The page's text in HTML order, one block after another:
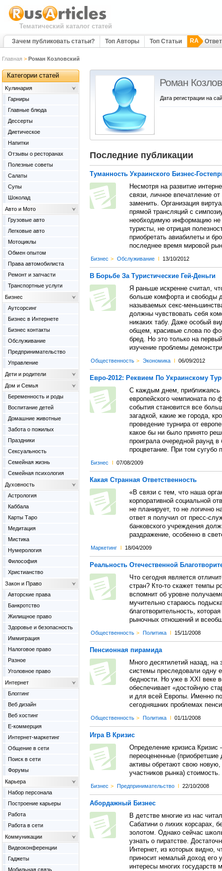
Тематический каталог статей
Зачем публиковать статьи? Топ Авторы Топ Статьи RA
Главная > Роман Козловский
Роман
Дата регистрации на
Последние публикации
Туманность Украинского Бизнес-
Несмотря на развитие
связи, личное впечатление
заменить. Организация
прямой трансляций с
необходимую информацию
туристы, не отрицая
приобретать авиабилеты и
последнее время мировой
Бизнес > Обслуживание l 13/10/2012
В Борьбе За Туристические Гей-Деньги
Я раньше искренне считал,
больше комфорта и свободы
называемых секс-
должны чувствовать себя
никаких табу. Даже особый
общем, красивые слова по
бред. Но это только на
изучение проблемы
Общественность > Экономика l 06/09/2012
Евро-2012: Реквием По Украинскому
С каждым днем, приближаясь
европейского чемпионата по
события становится все
загадкой, какие же города,
проведение турнира от
какое бы ни было принято
проиграла очередной раунд в
процветание. При том сугубо
Бизнес l 07/08/2009
Какая Странная Ответственность
«В связи с тем, что наша
корпоративной социальной
не планирует, то не логично
ответ я получил от пресс-
банковского учреждения
раздражение, особенно в
Маркетинг l 18/04/2009
Реальность Отечественной
Что сегодня является
стран? Кто-то скажет темпы
вспомнит об уровне
мучительно стараюсь
благотворительность,
рыночных отношений и
Общественность > Политика l 15/11/2008
Пенсионная пирамида
Много десятилетий назад, на
системы преследовали одну
бедности. Но уже в XXI веке
обеспечивает «достойную
и для всей Европы. Именно
сегодняшних проблемах
Общественность > Политика l 01/11/2008
Игра В Кризис
Определение кризиса
переоцененные (приобретшие
активы обретают свою
участников рынка) стоимость.
Бизнес > Предпринимательство l 22/10/2008
Абордажный Бизнес
В детстве многие из нас
Сабатини о лихих корсарах,
золотом. Однако сейчас
узнать о пиратстве.
Интернет, из которых видно,
приносит немалый доход его
интересы многих государств
Категории статей
Kулинария
Гарниры
Главные блюда
Дессерты
Диетическое
Напитки
Отзывы о ресторанах
Полезные советы
Салаты
Супы
Шоколад
Авто и Мото
Грузовые авто
Легковые авто
Мотоциклы
Обмен опытом
Права автомобилиста
Ремонт и запчасти
Транспортные услуги
Бизнес
Аутсорсинг
Бизнес в Интернете
Бизнес контакты
Обслуживание
Предпринимательство
Управление
Дети и родители
Дом и Семья
Беременность и роды
Воспитание детей
Домашние животные
Забота о пожилых
Праздники
Сексуальность
Семейная жизнь
Семейная психология
Духовность
Астрология
Каббала
Карты Таро
Медитация
Мистика
Нумерология
Философия
Христианство
Закон и Право
Авторские права
Банкротство
Жилищное право
Здоровье и безопасность
Иммиграция
Налоговое право
Разное
Уголовное право
Интернет
Блоггинг
Веб дизайн
Веб хостинг
Е-коммерция
Интернет-маркетинг
Общение в сети
Поиск в сети
Форумы
Карьера
Набор персонала
Построение карьеры
Работа
Работа в сети
Коммуникации
Видеоконференции
Гаджеты
Мобильная связь